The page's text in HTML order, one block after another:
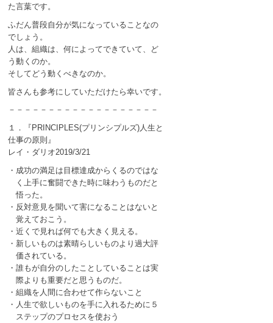
た言葉です。
ふだん普段自分が気になっていることなの
でしょう。
人は、組織は、何によってできていて、ど
う動くのか。
そしてどう動くべきなのか。
皆さんも参考にしていただけたら幸いです。
－－－－－－－－－－－－－－－－－－－
１．『PRINCIPLES(プリンシプルズ)人生と
仕事の原則』
レイ・ダリオ2019/3/21
・成功の満足は目標達成からくるのではな
く上手に奮闘できた時に味わうものだと
悟った。
・反対意見を聞いて害になることはないと
覚えておこう。
・近くで見れば何でも大きく見える。
・新しいものは素晴らしいものより過大評
価されている。
・誰もが自分のしたことしていることは実
際よりも重要だと思うものだ。
・組織を人間に合わせて作らないこと
・人生で欲しいものを手に入れるために５
ステップのプロセスを使おう